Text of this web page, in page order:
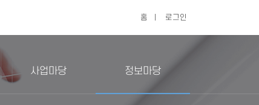
홈 로그인
사업마당 정보마당